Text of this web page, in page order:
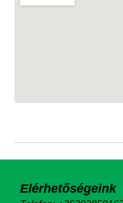
Elérhetőségeink